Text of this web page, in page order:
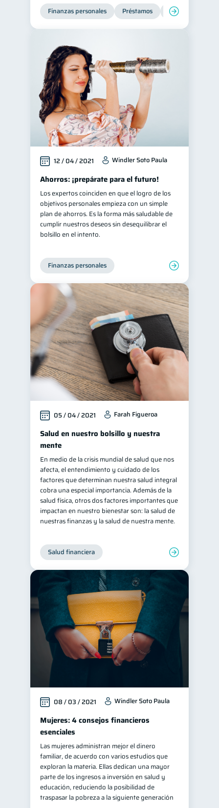
Finanzas personales Préstamos Entidad
12 / 04 / 2021 Windler Soto Paula
Ahorros: ¡prepárate para el futuro!
Los expertos coinciden en que el logro de los
objetivos personales empieza con un simple
plan de ahorros. Es la forma más saludable de
cumplir nuestros deseos sin desequilibrar el
bolsillo en el intento.
Finanzas personales
05 / 04 / 2021 Farah Figueroa
Salud en nuestro bolsillo y nuestra
mente
En medio de la crisis mundial de salud que nos
afecta, el entendimiento y cuidado de los
factores que determinan nuestra salud integral
cobra una especial importancia. Además de la
salud física, otros dos factores importantes que
impactan en nuestro bienestar son: la salud de
nuestras finanzas y la salud de nuestra mente.
Salud financiera
08 / 03 / 2021 Windler Soto Paula
Mujeres: 4 consejos financieros
esenciales
Las mujeres administran mejor el dinero
familiar, de acuerdo con varios estudios que
exploran la materia. Ellas dedican una mayor
parte de los ingresos a inversión en salud y
educación, reduciendo la posibilidad de
traspasar la pobreza a la siguiente generación